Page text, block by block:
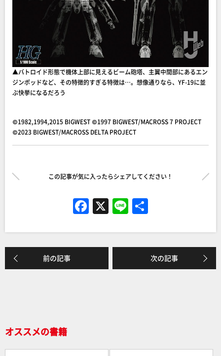
▲バトロイド形態で機体上部に見えるビーム砲塔、主翼中間部にあるエン
ジンポッドなど、その特徴的すぎる特徴は…。想像通りなら、YF-19に並
ぶ快挙になるだろう
©1982,1994,2015 BIGWEST ©1997 BIGWEST/MACROSS 7 PROJECT
©2023 BIGWEST/MACROSS DELTA PROJECT
この記事が気に入ったらシェアしてください！
F
a
c
e
b
X Li
n
e
前の記事 次の記事
オススメの書籍